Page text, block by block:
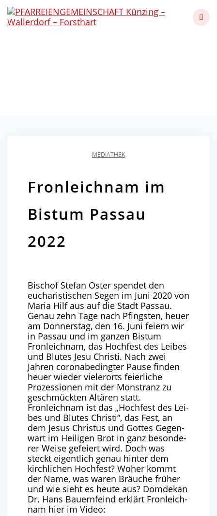
to
MEDIATHEK
Fronleichnam im
Bistum Passau
2022
Bischof Stefan Oster spendet den
eucharistischen Segen im Juni 2020 von
Maria Hilf aus auf die Stadt Passau.
Genau zehn Tage nach Pfingsten, heuer
am Donnerstag, den 16. Juni feiern wir
in Passau und im ganzen Bistum
Fronleichnam, das Hochfest des Leibes
und Blutes Jesu Christi. Nach zwei
Jahren coronabedingter Pause finden
heuer wieder vielerorts feierliche
Prozessionen mit der Monstranz zu
geschmückten Altären statt.
Fron­leich­nam ist das ​ „Hoch­fest des Lei­
bes und Blu­tes Chris­ti“, das Fest, an
dem Jesus Chris­tus und Got­tes Gegen­
wart im Hei­li­gen Brot in ganz beson­de­
rer Wei­se gefei­ert wird. Doch was
steckt eigent­lich genau hin­ter dem
kirch­li­chen Hoch­fest? Woher kommt
der Name, was waren Bräu­che frü­her
und wie sieht es heu­te aus? Dom­de­kan
Dr. Hans Bau­ern­feind erklärt Fron­leich­
nam hier im Video: